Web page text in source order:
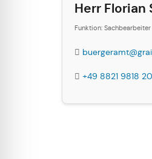
Herr Florian
Funktion: Sachbearbeiter
+49 8821 9818 20